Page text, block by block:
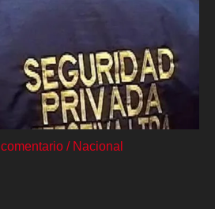
/ Nacional